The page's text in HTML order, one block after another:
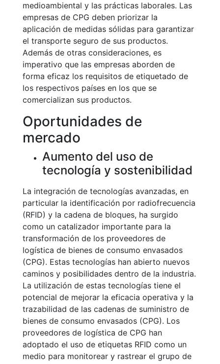
medioambiental y las prácticas laborales. Las
empresas de CPG deben priorizar la
aplicación de medidas sólidas para garantizar
el transporte seguro de sus productos.
Además de otras consideraciones, es
imperativo que las empresas aborden de
forma eficaz los requisitos de etiquetado de
los respectivos países en los que se
comercializan sus productos.
Oportunidades de
mercado
Aumento del uso de
tecnología y sostenibilidad
La integración de tecnologías avanzadas, en
particular la identificación por radiofrecuencia
(RFID) y la cadena de bloques, ha surgido
como un catalizador importante para la
transformación de los proveedores de
logística de bienes de consumo envasados
(CPG). Estas tecnologías han abierto nuevos
caminos y posibilidades dentro de la industria.
La utilización de estas tecnologías tiene el
potencial de mejorar la eficacia operativa y la
trazabilidad de las cadenas de suministro de
bienes de consumo envasados (CPG). Los
proveedores de logística de CPG han
adoptado el uso de etiquetas RFID como un
medio para monitorear y rastrear el grupo de